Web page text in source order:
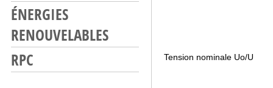
ÉNERGIES
RENOUVELABLES
RPC
Tension nominale Uo/U